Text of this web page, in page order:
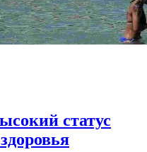
статус